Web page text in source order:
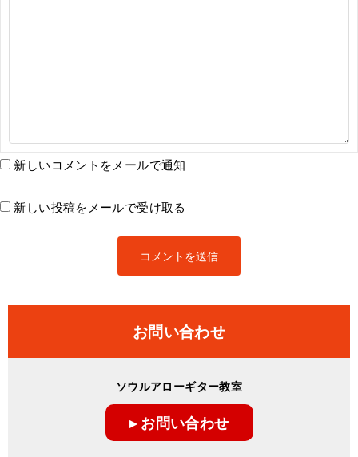
新しいコメントをメールで通知
新しい投稿をメールで受け取る
お問い合わせ
ソウルアローギター教室
▸ お問い合わせ